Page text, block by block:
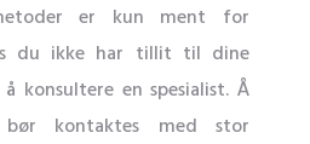
er kun ment for
du ikke har tillit til dine
konsultere en spesialist. Å
bør kontaktes med stor